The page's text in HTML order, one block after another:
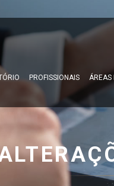
PROFISSIONAIS ÁREAS